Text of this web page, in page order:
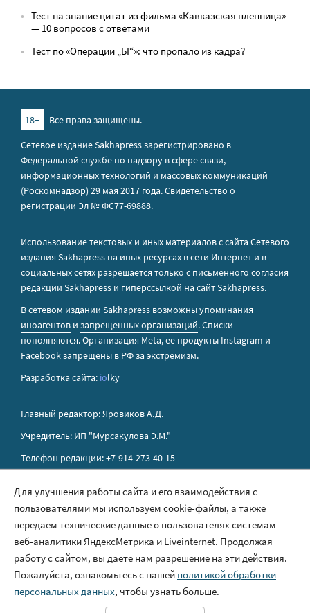
Тест на знание цитат из фильма «Кавказская пленница»
— 10 вопросов с ответами
Тест по «Операции „Ы“»: что пропало из кадра?
18+
Все права защищены.
Сетевое издание Sakhapress зарегистрировано в
Федеральной службе по надзору в сфере связи,
информационных технологий и массовых коммуникаций
(Роскомнадзор) 29 мая 2017 года. Свидетельство о
регистрации Эл № ФС77-69888.
Использование текстовых и иных материалов с сайта Сетевого
издания Sakhapress на иных ресурсах в сети Интернет и в
социальных сетях разрешается только с письменного согласия
редакции Sakhapress и гиперссылкой на сайт Sakhapress.
В сетевом издании Sakhapress возможны упоминания
иноагентов и запрещенных организаций. Списки
пополняются. Организация Metа, ее продукты Instagram и
Facebook запрещены в РФ за экстремизм.
Разработка сайта: iolky
Главный редактор: Яровиков А.Д.
Учредитель: ИП "Мурсакулова Э.М."
Телефон редакции: +7-914-273-40-15
Правила сайта
Политика обработки персональных данных
Размещение рекламы
Контакты
Для улучшения работы сайта и его взаимодействия с
пользователями мы используем cookie-файлы, а также
передаем технические данные о пользователях системам
веб-аналитики ЯндексМетрика и Liveinternet. Продолжая
работу с сайтом, вы даете нам разрешение на эти действия.
Пожалуйста, ознакомьтесь с нашей политикой обработки
персональных данных, чтобы узнать больше.